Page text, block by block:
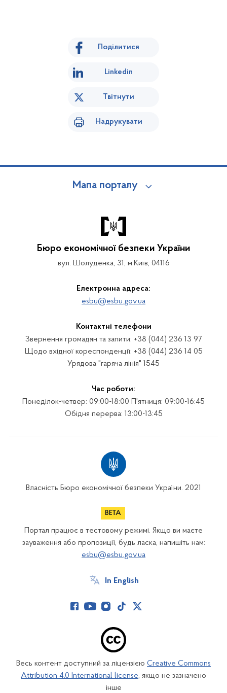
Поділитися
Linkedin
Твітнути
Надрукувати
Мапа порталу
Бюро економічної безпеки України
вул. Шолуденка, 31, м.Київ, 04116
Електронна адреса:
esbu@esbu.gov.ua
Контактні телефони
Звернення громадян та запити: +38 (044) 236 13 97
Щодо вхідної кореспонденції: +38 (044) 236 14 05
Урядова "гаряча лінія" 1545
Час роботи:
Понеділок-четвер: 09:00-18:00 П'ятниця: 09:00-16:45
Обідня перерва: 13:00-13:45
Власність Бюро економічної безпеки України. 2021
Портал працює в тестовому режимі. Якщо ви маєте
зауваження або пропозиції, будь ласка, напишіть нам:
esbu@esbu.gov.ua
In English
Весь контент доступний за ліцензією Creative Commons
Attribution 4.0 International license, якщо не зазначено
інше